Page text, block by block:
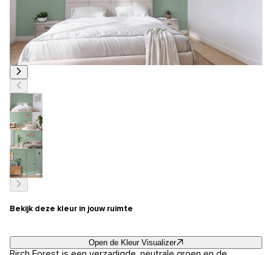
Bekijk deze kleur in jouw ruimte
Open de Kleur Visualizer